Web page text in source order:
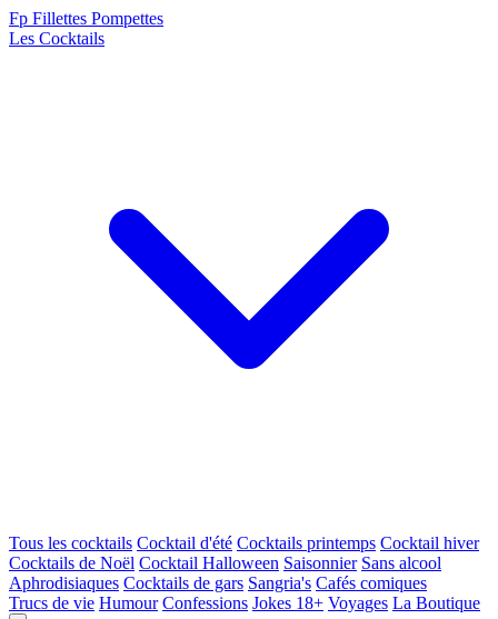
Fp Fillettes Pompettes
Les Cocktails
Tous les cocktails Cocktail d'été Cocktails printemps Cocktail hiver
Cocktails de Noël Cocktail Halloween Saisonnier Sans alcool
Aphrodisiaques Cocktails de gars Sangria's Cafés comiques
Trucs de vie Humour Confessions Jokes 18+ Voyages La Boutique